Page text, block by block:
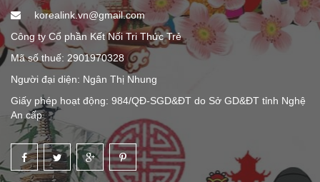
korealink.vn@gmail.com
Công ty Cổ phần Kết Nối Tri Thức Trẻ
Mã số thuế: 2901970328
Người đại diện: Ngân Thị Nhung
Giấy phép hoạt động: 984/QĐ-SGD&ĐT do Sở GD&ĐT tỉnh Nghệ
An cấp